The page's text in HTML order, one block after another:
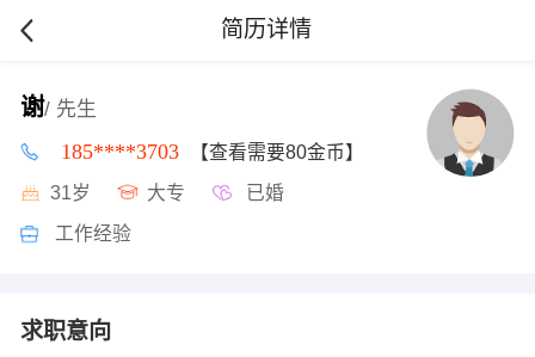
简历详情
谢/ 先生
185****3703 【查看需要80金币】
31岁 大专 已婚
工作经验
求职意向